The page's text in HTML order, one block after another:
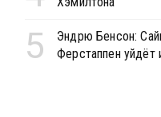
5
Эндрю Бенсон:
Ферстаппен уйдёт